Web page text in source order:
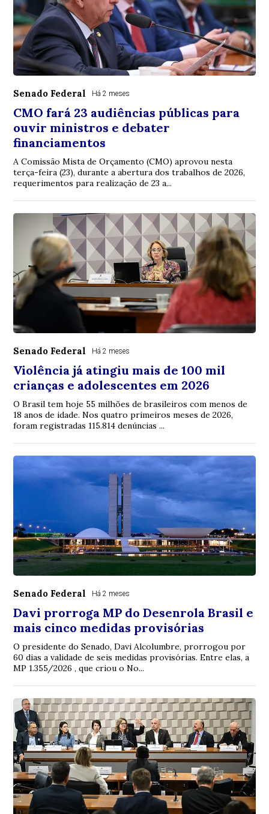
Senado Federal Há 2 meses
CMO fará 23 audiências públicas para
ouvir ministros e debater
financiamentos
A Comissão Mista de Orçamento (CMO) aprovou nesta
terça-feira (23), durante a abertura dos trabalhos de 2026,
requerimentos para realização de 23 a...
Senado Federal Há 2 meses
Violência já atingiu mais de 100 mil
crianças e adolescentes em 2026
O Brasil tem hoje 55 milhões de brasileiros com menos de
18 anos de idade. Nos quatro primeiros meses de 2026,
foram registradas 115.814 denúncias ...
Senado Federal Há 2 meses
Davi prorroga MP do Desenrola Brasil e
mais cinco medidas provisórias
O presidente do Senado, Davi Alcolumbre, prorrogou por
60 dias a validade de seis medidas provisórias. Entre elas, a
MP 1.355/2026 , que criou o No...